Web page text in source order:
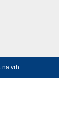
na vrh